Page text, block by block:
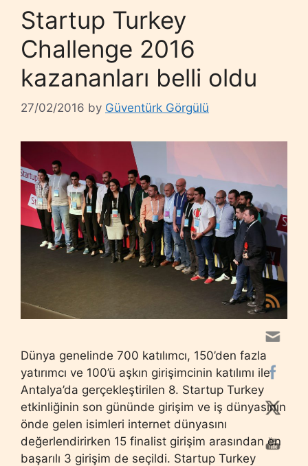
Startup Turkey
Challenge 2016
kazananları belli oldu
27/02/2016 by Güventürk Görgülü
Dünya genelinde 700 katılımcı, 150’den fazla
yatırımcı ve 100’ü aşkın girişimcinin katılımı ile
Antalya’da gerçekleştirilen 8. Startup Turkey
etkinliğinin son gününde girişim ve iş dünyasının
önde gelen isimleri internet dünyasını
değerlendirirken 15 finalist girişim arasından en
başarılı 3 girişim de seçildi. Startup Turkey